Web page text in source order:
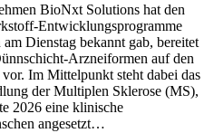
BioNxt Solutions hat den
Entwicklungsprogramme
Dienstag bekannt gab, bereitet
Arzneiformen auf den
Im Mittelpunkt steht dabei das
der Multiplen Sklerose (MS),
2026 eine klinische
angesetzt…